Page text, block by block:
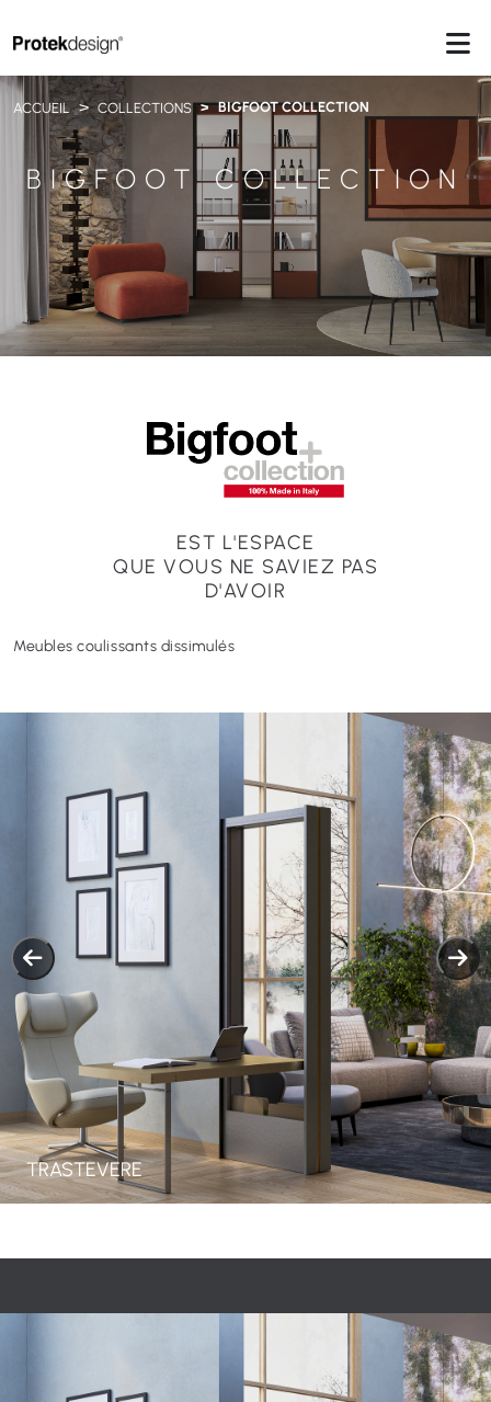
BIGFOOT COLLECTION
ACCUEIL COLLECTIONS BIGFOOT COLLECTION
EST L'ESPACE
QUE VOUS NE SAVIEZ PAS
D'AVOIR
Meubles coulissants dissimulés
TRASTEVERE